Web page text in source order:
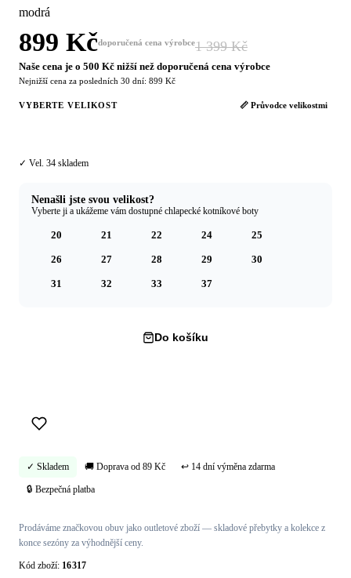
modrá
899 Kčdoporučená cena výrobce1 399 Kč
Naše cena je o 500 Kč nižší než doporučená cena výrobce
Nejnižší cena za posledních 30 dní: 899 Kč
VYBERTE VELIKOST 📏 Průvodce velikostmi
✓ Vel. 34 skladem
Nenašli jste svou velikost?
Vyberte ji a ukážeme vám dostupné chlapecké kotníkové boty
20 21 22 24 25
26 27 28 29 30
31 32 33 37
Do košíku
✓ Skladem 🚚 Doprava od 89 Kč ↩ 14 dní výměna zdarma
🔒 Bezpečná platba
Prodáváme značkovou obuv jako outletové zboží — skladové přebytky a kolekce z
konce sezóny za výhodnější ceny.
Kód zboží: 16317